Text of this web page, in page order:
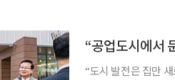
“도시 발전은 집만